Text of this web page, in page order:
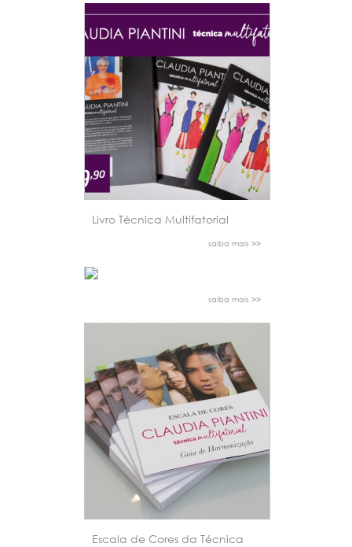
Livro Técnica Multifatorial
saiba mais >>
saiba mais >>
Escala de Cores da Técnica